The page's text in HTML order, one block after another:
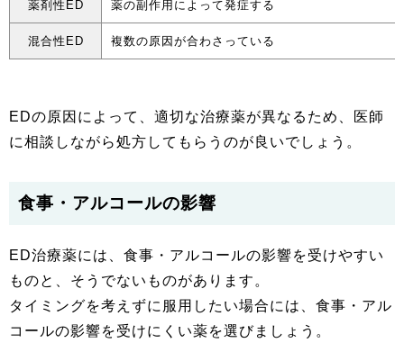
薬剤性ED 薬の副作用によって発症する
混合性ED 複数の原因が合わさっている
EDの原因によって、適切な治療薬が異なるため、医師
に相談しながら処方してもらうのが良いでしょう。
食事・アルコールの影響
ED治療薬には、食事・アルコールの影響を受けやすい
ものと、そうでないものがあります。
タイミングを考えずに服用したい場合には、食事・アル
コールの影響を受けにくい薬を選びましょう。